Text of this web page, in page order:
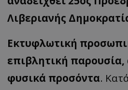
Λιβεριανής
Εκτυφλωτική
επιβλητική παρουσία,
φυσικά προσόντα.